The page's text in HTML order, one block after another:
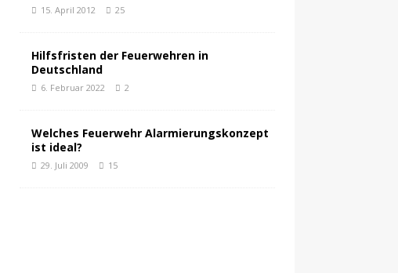
15. April 2012 25
Hilfsfristen der Feuerwehren in
Deutschland
6. Februar 2022 2
Welches Feuerwehr Alarmierungskonzept
ist ideal?
29. Juli 2009 15